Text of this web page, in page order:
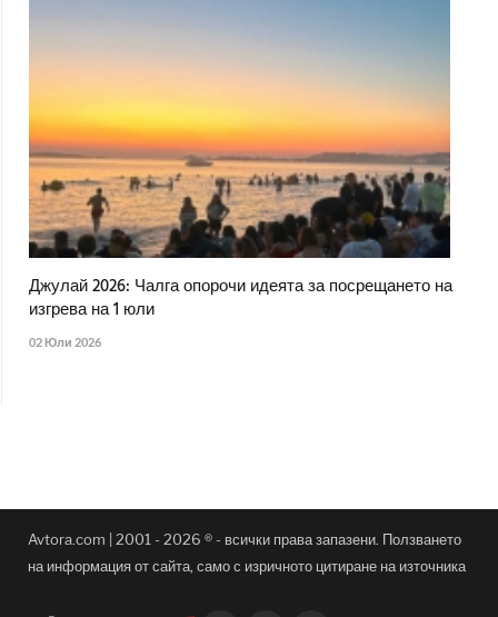
Джулай 2026: Чалга опорочи идеята за посрещането на
изгрева на 1 юли
02 Юли 2026
Avtora.com | 2001 - 2026 ® - всички права запазени. Ползването
на информация от сайта, само с изричното цитиране на източника